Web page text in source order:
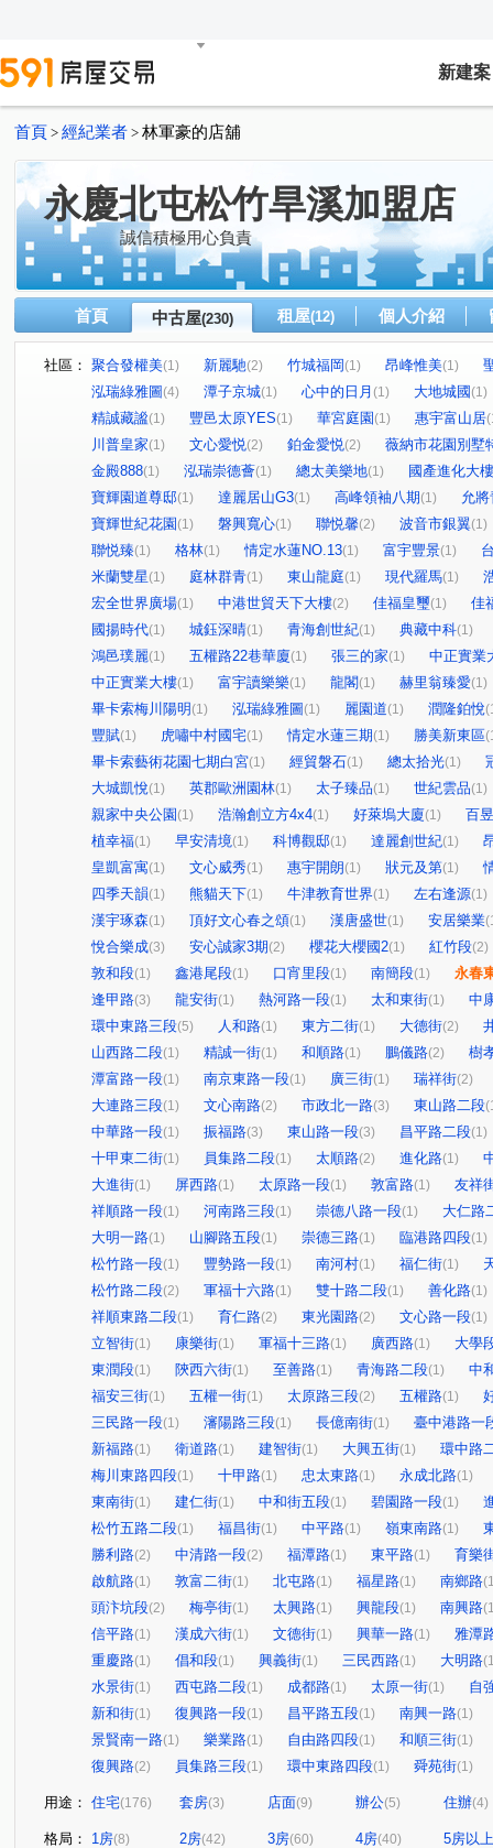
新建案
首頁 > 經紀業者 > 林軍豪的店舖
永慶北屯松竹旱溪加盟店
誠信積極用心負責
首頁 中古屋(230) 租屋(12) 個人介紹
社區： 聚合發權美(1) 新麗馳(2) 竹城福岡(1) 昂峰惟美(1)
泓瑞綠雅圖(4) 潭子京城(1) 心中的日月 (1) 大地城國(1)
精誠藏謐(1) 豐邑太原YES(1) 華宮庭園(1) 惠宇富山居
川普皇家(1) 文心愛悦(2) 鉑金愛悦(2)
薇納市花園別墅
金殿888(1) 泓瑞崇德薈(1) 總太美樂地(1)
國產進化大樓
寶輝園道尊邸(1) 達麗居山G3(1) 高峰領袖八期(1)
允
寶輝世紀花園 (1) 磐興寬心(1) 聯悦馨(2) 波音市銀翼(1)
聯悦臻(1) 格林(1) 情定水蓮NO.13(1) 富宇豐景(1)
米蘭雙星(1) 庭林群青(1) 東山龍庭(1) 現代羅馬(1)
宏全世界廣場(1) 中港世貿天下大樓(2) 佳福皇璽(1)
佳
國揚時代(1) 城鈺深晴(1) 青海創世紀(1) 典藏中科(1)
鴻邑璞麗(1) 五權路22巷華廈(1) 張三的家(1)
中正實業
中正實業大樓(1) 富宇讀樂樂(1) 龍閣(1) 赫里翁臻愛(1)
畢卡索梅川陽明 (1) 泓瑞綠雅圖 (1) 麗園道(1) 潤隆鉑悅
豐賦(1) 虎嘯中村國宅(1) 情定水蓮三期(1) 勝美新東區
畢卡索藝術花園七期白宮(1) 經貿磐石(1) 總太拾光(1)
大城凱悅(1) 英郡歐洲園林(1) 太子臻品(1) 世紀雲品(1)
親家中央公園 (1) 浩瀚創立方4x4(1) 好萊塢大廈(1)
百
植幸福(1) 早安清境(1) 科博觀邸(1) 達麗創世紀(1)
皇凱富寓(1) 文心威秀(1) 惠宇開朗(1) 狀元及第(1)
四季天韻(1) 熊貓天下(1) 牛津教育世界(1) 左右逢源(1)
漢宇琢森(1) 頂好文心春之頌(1) 漢唐盛世(1) 安居樂業
悅合樂成(3) 安心誠家3期(2) 櫻花大櫻國2(1) 紅竹段(2)
敦和段(1) 鑫港尾段(1) 口宵里段(1) 南簡段(1)
永春
逢甲路(3) 龍安街(1) 熱河路一段(1) 太和東街(1)
中
環中東路三段(5) 人和路(1) 東方二街(1) 大德街(2)
山西路二段(1) 精誠一街(1) 和順路(1) 鵬儀路(2)
樹
潭富路一段(1) 南京東路一段(1) 廣三街(1) 瑞祥街(2)
大連路三段(1) 文心南路(2) 市政北一路(3) 東山路二段
中華路一段(1) 振福路(3) 東山路一段(3) 昌平路二段(1)
十甲東二街(1) 員集路二段(1) 太順路(2) 進化路(1)
大進街(1) 屏西路(1) 太原路一段(1) 敦富路(1)
友祥
祥順路一段(1) 河南路三段(1) 崇德八路一段(1)
大仁路
大明一路(1) 山腳路五段(1) 崇德三路(1) 臨港路四段(1)
松竹路一段(1) 豐勢路一段(1) 南河村(1) 福仁街(1)
松竹路二段(2) 軍福十六路(1) 雙十路二段(1) 善化路(1)
祥順東路二段(1) 育仁路(2) 東光園路(2) 文心路一段(1)
立智街(1) 康樂街(1) 軍福十三路(1) 廣西路(1)
大學
東潤段(1) 陝西六街(1) 至善路(1) 青海路二段(1)
中
福安三街(1) 五權一街(1) 太原路三段(2) 五權路(1)
三民路一段(1) 瀋陽路三段(1) 長億南街(1)
臺中港路一
新福路(1) 衛道路(1) 建智街(1) 大興五街(1)
環中路
梅川東路四段(1) 十甲路(1) 忠太東路(1) 永成北路(1)
東南街(1) 建仁街(1) 中和街五段(1) 碧園路一段(1)
松竹五路二段(1) 福昌街(1) 中平路(1) 嶺東南路(1)
勝利路(2) 中清路一段(2) 福潭路(1) 東平路(1)
育樂
啟航路(1) 敦富二街(1) 北屯路(1) 福星路(1) 南鄉路
頭汴坑段(2) 梅亭街(1) 太興路(1) 興龍段(1) 南興路
信平路(1) 漢成六街(1) 文德街(1) 興華一路(1)
雅潭
重慶路(1) 倡和段(1) 興義街(1) 三民西路(1) 大明路
水景街(1) 西屯路二段(1) 成都路(1) 太原一街(1)
自
新和街(1) 復興路一段(1) 昌平路五段(1) 南興一路(1)
景賢南一路(1) 樂業路(1) 自由路四段(1) 和順三街(1)
復興路(2) 員集路三段(1) 環中東路四段(1) 舜苑街(1)
用途： 住宅(176) 套房(3) 店面(9) 辦公(5) 住辦(4)
格局： 1房(8) 2房(42) 3房(60) 4房(40) 5房以上